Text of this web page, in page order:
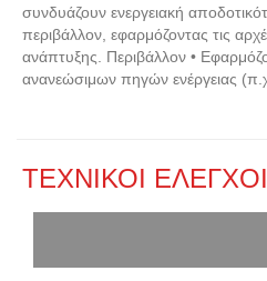
συνδυάζουν ενεργειακή
περιβάλλον, εφαρμόζοντας τις
ανάπτυξης. Περιβάλλον •
ανανεώσιμων πηγών ενέργειας
ΤΕΧΝΙΚΟΙ ΕΛΕΓΧΟΙ